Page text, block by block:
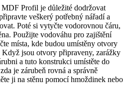
MDF Profil je důležité dodržovat
veškerý potřebný nářadí a
Poté si vytyčte vodorovnou čáru,
Použijte vodováhu pro zajištění
místa, kde budou umístěny otvory
jsou otvory připraveny, zarážky
a tuto konstrukci umístěte do
je zárubeň rovná a správně
ji na stěnu pomocí hmoždinek nebo